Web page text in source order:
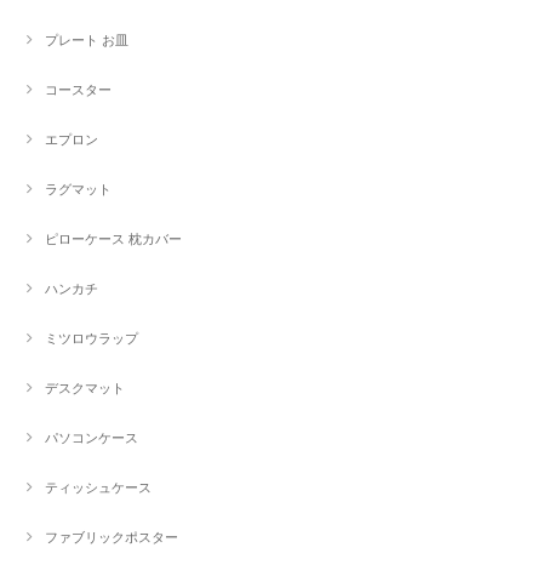
プレート お皿
コースター
エプロン
ラグマット
ピローケース 枕カバー
ハンカチ
ミツロウラップ
デスクマット
パソコンケース
ティッシュケース
ファブリックポスター